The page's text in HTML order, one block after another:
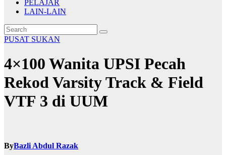
PELAJAR
LAIN-LAIN
PUSAT SUKAN
4×100 Wanita UPSI Pecah
Rekod Varsity Track & Field
VTF 3 di UUM
ByBazli Abdul Razak